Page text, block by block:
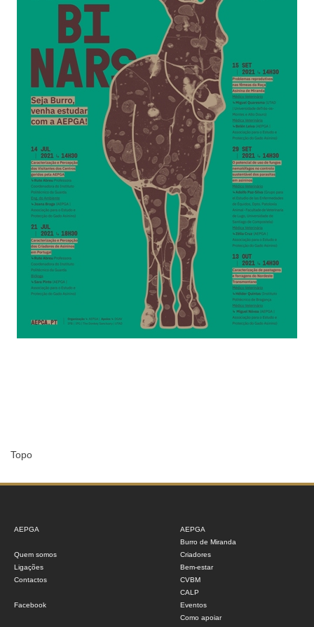
Topo
AEPGA
Quem somos
Ligações
Contactos
Facebook
AEPGA
Burro de Miranda
Criadores
Bem-estar
CVBM
CALP
Eventos
Como apoiar